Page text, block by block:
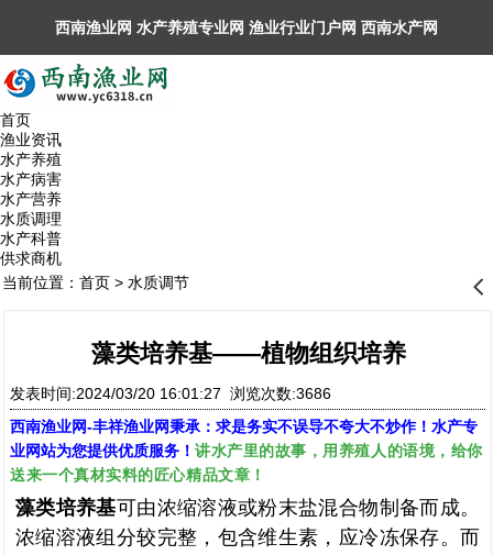
西南渔业网 水产养殖专业网 渔业行业门户网 ​西南水产网
丰祥渔业网 永川水花网，欢迎光临！
首页
渔业资讯
水产养殖
水产病害
水产营养
水质调理
水产科普
供求商机
当前位置： 首页> 水质调节 󰊒
藻类培养基——植物组织培养
发表时间:2024/03/20 16:01:27 浏览次数:3686
西南渔业网-丰祥渔业网秉承：求是务实不误导不夸大不炒作！水产专
业网站为您提供优质服务！ 讲水产里的故事，用养殖人的语境，给你
送来一个真材实料的匠心精品文章！
藻类培养基可由浓缩溶液或粉末盐混合物制备而成。
浓缩溶液组分较完整，包含维生素，应冷冻保存。而